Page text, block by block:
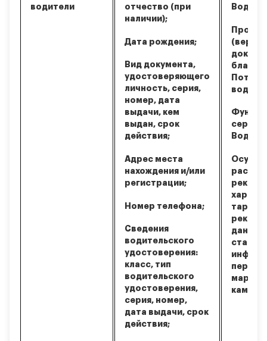
водители
отчество (при
наличии);
Дата рождения;
Вид документа,
удостоверяющего
личность, серия,
номер, дата
выдачи, кем
выдан, срок
действия;
Адрес места
нахождения и/или
регистрации;
Номер телефона;
Сведения
водительского
удостоверения:
класс, тип
водительского
удостоверения,
серия, номер,
дата выдачи, срок
действия;